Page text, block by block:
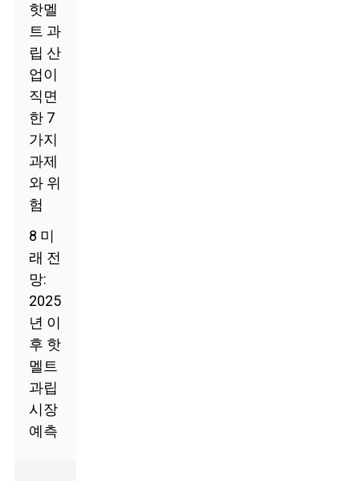
핫멜
트 과
립 산
업이
직면
한 7
가지
과제
와 위
험
8 미
래 전
망:
2025
년 이
후 핫
멜트
과립
시장
예측